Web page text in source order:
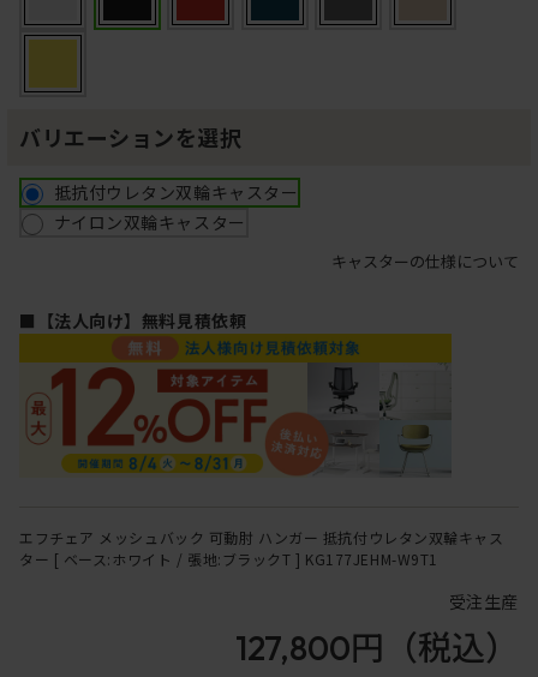
バリエーションを選択
抵抗付ウレタン双輪キャスター
ナイロン双輪キャスター
キャスターの仕様について
■【法人向け】無料見積依頼
エフチェア メッシュバック 可動肘 ハンガー 抵抗付ウレタン双輪キャス
ター [ ベース:ホワイト / 張地:ブラックT ] KG177JEHM-W9T1
受注生産
127,800円 （税込）